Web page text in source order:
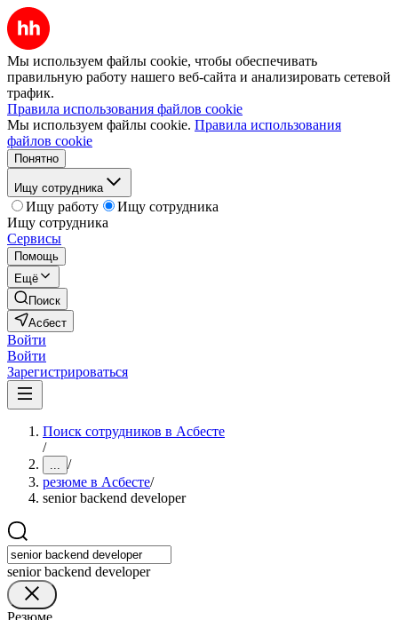
Мы используем файлы cookie, чтобы обеспечивать
правильную работу нашего веб-сайта и анализировать сетевой
трафик.
Правила использования файлов cookie
Мы используем файлы cookie. Правила использования
файлов cookie
Понятно
Ищу сотрудника
Ищу работу
Ищу сотрудника
Ищу сотрудника
Сервисы
Помощь
Ещё
Поиск
Асбест
Войти
Войти
Зарегистрироваться
Поиск сотрудников в Асбесте
/
... /
резюме в Асбесте/
senior backend developer
senior backend developer
Резюме